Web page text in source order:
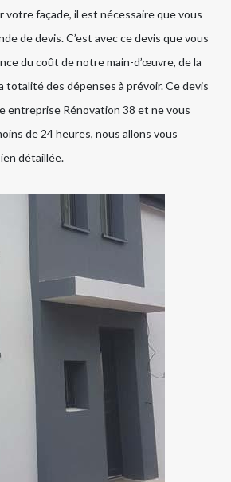
votre façade, il est nécessaire que vous
de devis. C’est avec ce devis que vous
du coût de notre main-d’œuvre, de la
totalité des dépenses à prévoir. Ce devis
entreprise Rénovation 38 et ne vous
de 24 heures, nous allons vous
détaillée.